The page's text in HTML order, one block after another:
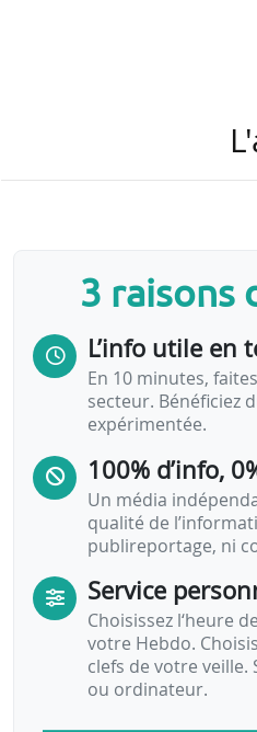
Décarbonation duTRM
Faire des camions électriques
3 raisons
L’info utile en
En 10 minutes,
secteur. Bénéficiez
expérimentée.
100% d’info,
Un média
qualité de
publireportage, ni
Service
Choisissez l‘heure
votre Hebdo.
clefs de votre
ou ordinateur.